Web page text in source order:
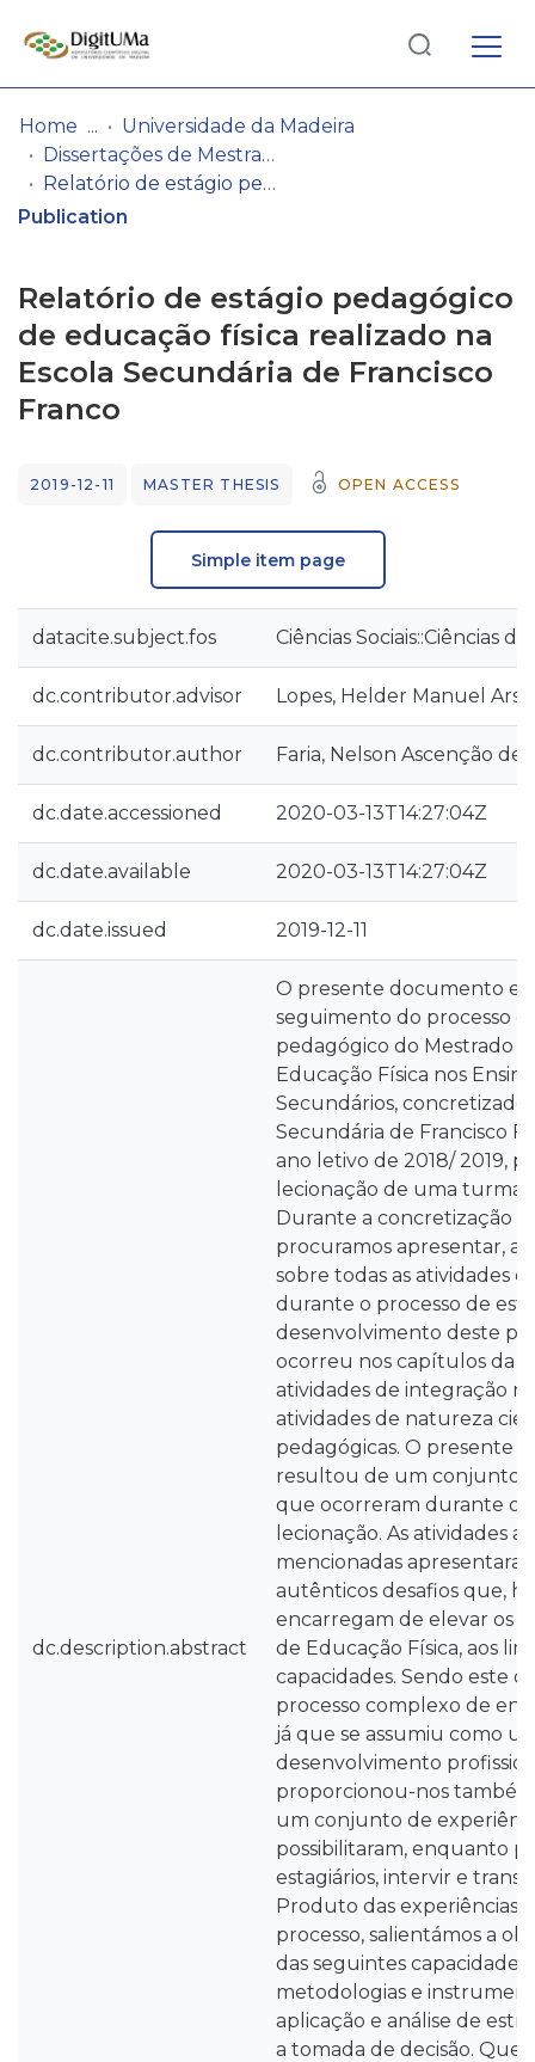
Communities
& Collections
Statistics
Log
In(current)
Home
Universidade da Madeira
Dissertações de Mestrado
Relatório de estágio pedagógico de educação física realizado na Escola Secundária de Francisco Franco
Publication
Relatório de estágio pedagógico
de educação física realizado na
Escola Secundária de Francisco
Franco
2019-12-11 MASTER THESIS OPEN ACCESS
Simple item page
datacite.subject.fos Ciências Sociais::Ciências
dc.contributor.advisor Lopes, Helder Manuel
dc.contributor.author Faria, Nelson Ascenção de
dc.date.accessioned 2020-03-13T14:27:04Z
dc.date.available 2020-03-13T14:27:04Z
dc.date.issued 2019-12-11
dc.description.abstract
O presente documento
seguimento do processo
pedagógico do Mestrado
Educação Física nos
Secundários, concretizado
Secundária de Francisco
ano letivo de 2018/ 2019,
lecionação de uma turma
Durante a concretização
procuramos apresentar,
sobre todas as atividades
durante o processo de
desenvolvimento deste
ocorreu nos capítulos da
atividades de integração
atividades de natureza
pedagógicas. O presente
resultou de um conjunto
que ocorreram durante o
lecionação. As atividades
mencionadas
autênticos desafios que,
encarregam de elevar os
de Educação Física, aos
capacidades. Sendo este
processo complexo de
já que se assumiu como
desenvolvimento
proporcionou-nos
um conjunto de
possibilitaram, enquanto
estagiários, intervir e
Produto das experiências
processo, salientámos a
das seguintes
metodologias e
aplicação e análise de
a tomada de decisão. Que